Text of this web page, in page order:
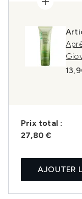
Prix ​​total :
27,80 €
AJOUTER